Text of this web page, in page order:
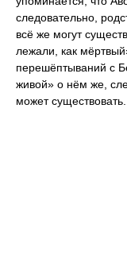
следовательно,
всё же могут
лежали, как
перешёптываний с
живой» о нём же,
может существовать.